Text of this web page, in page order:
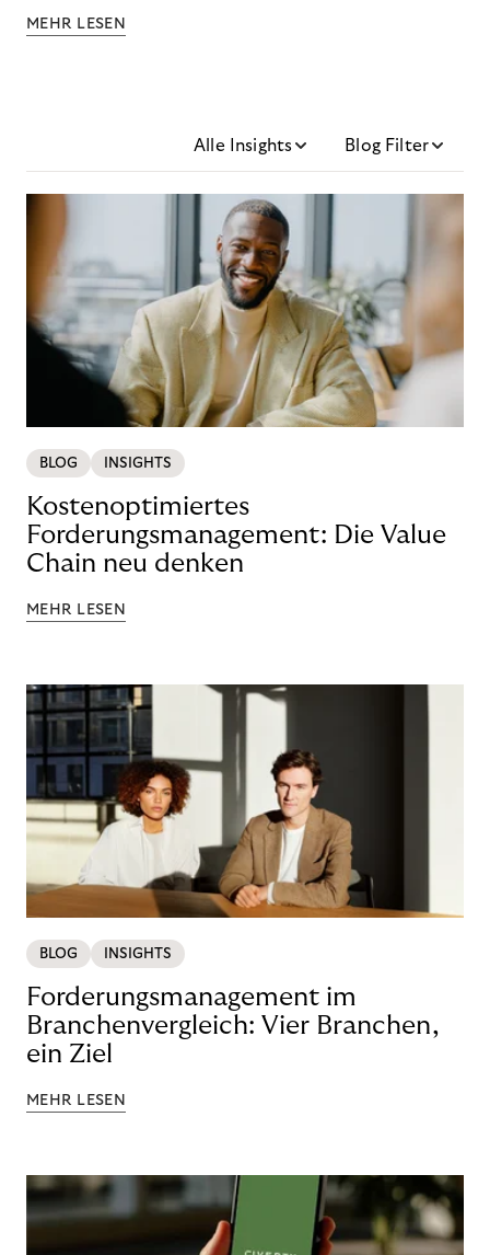
MEHR LESEN
Alle Insights Blog Filter
BLOG INSIGHTS
Kostenoptimiertes
Forderungsmanagement: Die Value
Chain neu denken
MEHR LESEN
BLOG INSIGHTS
Forderungsmanagement im
Branchenvergleich: Vier Branchen,
ein Ziel
MEHR LESEN